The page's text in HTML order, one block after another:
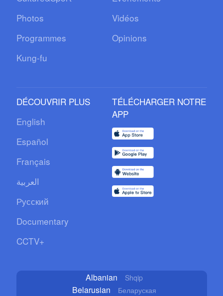
Photos
Vidéos
Programmes
Opinions
Kung-fu
DÉCOUVRIR PLUS
English
Español
Français
العربية
Русский
Documentary
CCTV+
TÉLÉCHARGER NOTRE
APP
Albanian Shqip
Belarusian Беларуская